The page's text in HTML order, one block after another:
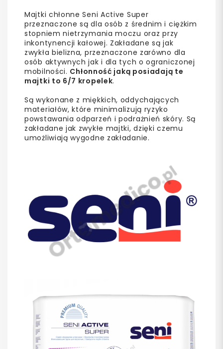
Majtki chłonne Seni Active Super
przeznaczone są dla osób z średnim i ciężkim
stopniem nietrzymania moczu oraz przy
inkontynencji kałowej. Zakładane są jak
zwykła bielizna, przeznaczone zarówno dla
osób aktywnych jak i dla tych o ograniczonej
mobilności. Chłonność jaką posiadają te
majtki to 6/7 kropelek.
Są wykonane z miękkich, oddychających
materiałów, które minimalizują ryzyko
powstawania odparzeń i podrażnień skóry. Są
zakładane jak zwykłe majtki, dzięki czemu
umożliwiają wygodne zakładanie.